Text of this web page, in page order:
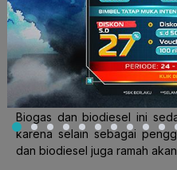
nggakapa bedanya biogas
Biogasdihasilkan dari
gas alami
. Sedangkan
seperti pohon jarak atau
berupa alkohol atau etanol.
Biogas dan biodiesel ini
karena selain sebagai
dan biodiesel juga ramah